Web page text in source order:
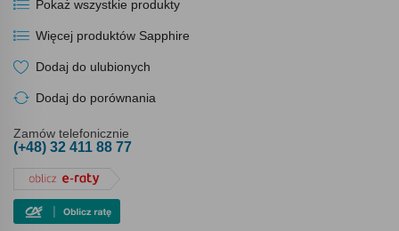
Pokaż wszystkie produkty
Więcej produktów Sapphire
Dodaj do ulubionych
Dodaj do porównania
Zamów telefonicznie
(+48) 32 411 88 77